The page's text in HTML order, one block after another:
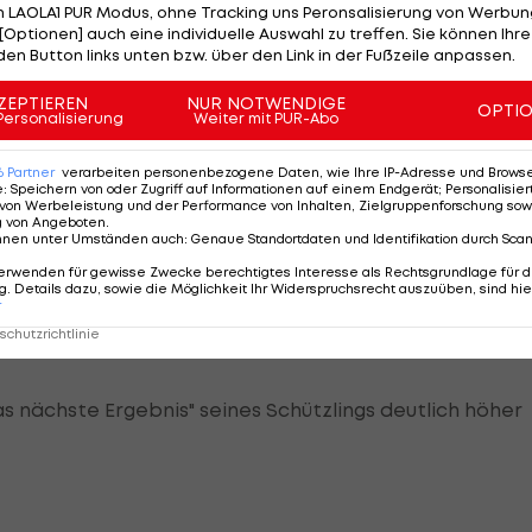
er Bammel. Und das wäre das Schlimmste, das
mit Augustin nun auf einem Nebenplatz auf
aber auch Videostudium mit Wittig auf dem
auf heute vorbereitet hat", meinte die Tochter von
Elisabeth Max-Theurer, die mit Ehemann
nächste Ergebnis" seines Schützlings deutlich höher
PUR Modus, ohne Tracking uns Peronsalisierung von
auch eine individuelle Auswahl zu treffen. Sie können
Button links unten bzw. über den Link in der Fußzeile anpassen.
NUR NOTWENDIGE
Weiter mit PUR-Abo
Partner verarbeiten personenbezogene Daten, wie Ihre IP-Adresse und
: Speichern von oder Zugriff auf Informationen auf einem Endgerät;
Werbeleistung und der Performance von Inhalten, Zielgruppenforschung
von Angeboten.
unter Umständen auch: Genaue Standortdaten und Identifikation durch
für gewisse Zwecke berechtigtes Interesse als Rechtsgrundlage für
Details dazu, sowie die Möglichkeit Ihr Widerspruchsrecht auszuüben, sind